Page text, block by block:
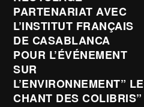
PARTENARIAT AVEC
L’INSTITUT FRANÇAIS
DE CASABLANCA
POUR L’ÉVÉNEMENT
SUR
L’ENVIRONNEMENT” LE
CHANT DES COLIBRIS”